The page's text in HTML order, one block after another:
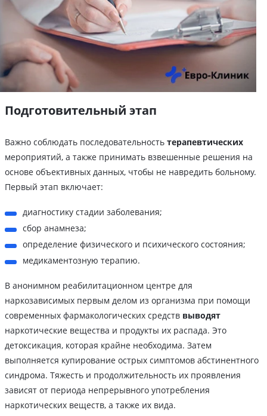
Подготовительный этап
Важно соблюдать последовательность терапевтических
мероприятий, а также принимать взвешенные решения на
основе объективных данных, чтобы не навредить больному.
Первый этап включает:
диагностику стадии заболевания;
сбор анамнеза;
определение физического и психического состояния;
медикаментозную терапию.
В анонимном реабилитационном центре для
наркозависимых первым делом из организма при помощи
современных фармакологических средств выводят
наркотические вещества и продукты их распада. Это
детоксикация, которая крайне необходима. Затем
выполняется купирование острых симптомов абстинентного
синдрома. Тяжесть и продолжительность их проявления
зависят от периода непрерывного употребления
наркотических веществ, а также их вида.